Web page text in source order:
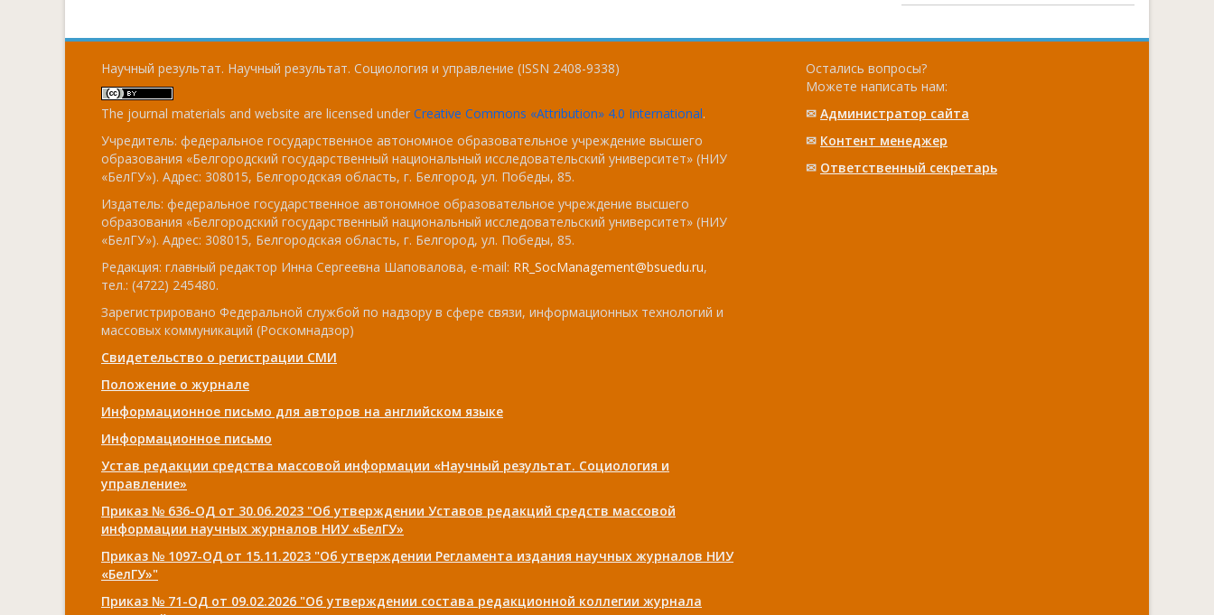
Научный результат. Научный результат. Социология и управление (ISSN 2408-9338)
The journal materials and website are licensed under Creative Commons «Attribution» 4.0 International.
Учредитель: федеральное государственное автономное образовательное учреждение высшего
образования «Белгородский государственный национальный исследовательский университет» (НИУ
«БелГУ»). Адрес: 308015, Белгородская область, г. Белгород, ул. Победы, 85.
Издатель: федеральное государственное автономное образовательное учреждение высшего
образования «Белгородский государственный национальный исследовательский университет» (НИУ
«БелГУ»). Адрес: 308015, Белгородская область, г. Белгород, ул. Победы, 85.
Редакция: главный редактор Инна Сергеевна Шаповалова, e-mail: RR_SocManagement@bsuedu.ru,
тел.: (4722) 245480.
Зарегистрировано Федеральной службой по надзору в сфере связи, информационных технологий и
массовых коммуникаций (Роскомнадзор)
Свидетельство о регистрации СМИ
Положение о журнале
Информационное письмо для авторов на английском языке
Информационное письмо
Устав редакции средства массовой информации «Научный результат. Социология и
управление»
Приказ № 636-ОД от 30.06.2023 "Об утверждении Уставов редакций средств массовой
информации научных журналов НИУ «БелГУ»
Приказ № 1097-ОД от 15.11.2023 "Об утверждении Регламента издания научных журналов НИУ
«БелГУ»"
Приказ № 71-ОД от 09.02.2026 "Об утверждении состава редакционной коллегии журнала
Остались вопросы?
Можете написать нам:
✉ Администратор сайта
✉ Контент менеджер
✉ Ответственный cекретарь